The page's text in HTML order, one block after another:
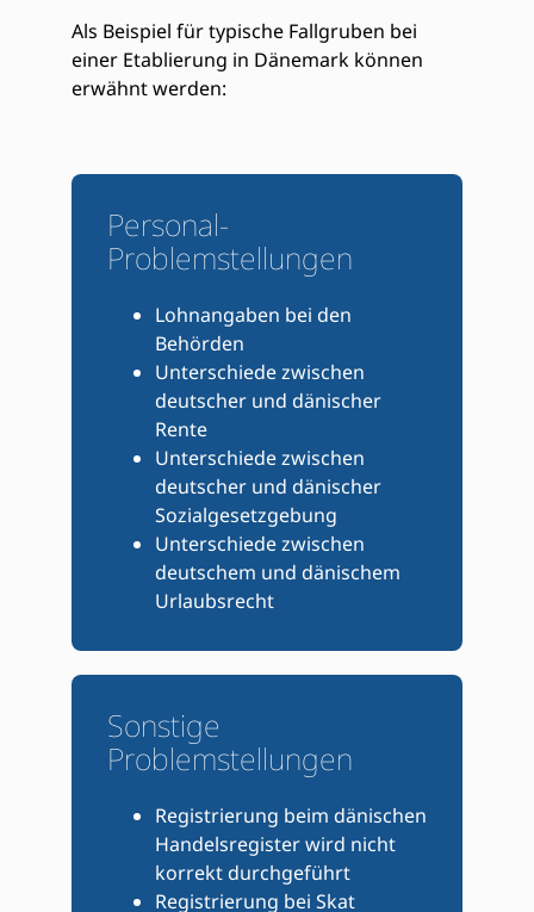
Als Beispiel für typische Fallgruben bei
einer Etablierung in Dänemark können
erwähnt werden:
Personal-
Problemstellungen
Lohnangaben bei den
Behörden
Unterschiede zwischen
deutscher und dänischer
Rente
Unterschiede zwischen
deutscher und dänischer
Sozialgesetzgebung
Unterschiede zwischen
deutschem und dänischem
Urlaubsrecht
Sonstige
Problemstellungen
Registrierung beim dänischen
Handelsregister wird nicht
korrekt durchgeführt
Registrierung bei Skat